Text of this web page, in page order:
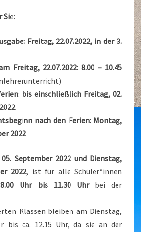
Sie:
Freitag, 22.07.2022, in der 3.
Freitag, 22.07.2022: 8.00 – 10.45
: bis einschließlich Freitag, 02.
nach den Ferien: Montag,
2022
September 2022 und Dienstag,
2022, ist für alle Schüler*innen
8.00 Uhr bis 11.30 Uhr bei der
Klassen bleiben am Dienstag,
bis ca. 12.15 Uhr, da sie an der